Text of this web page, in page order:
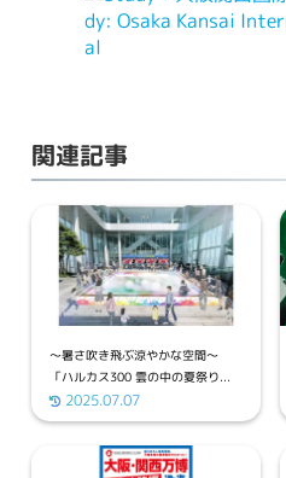
関連記事
～暑さ吹き飛ぶ涼やかな空間～
「ハルカス300 雲の中の夏祭り...
2025.07.07